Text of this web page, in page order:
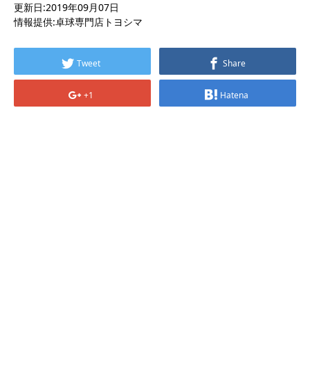
更新日:2019年09月07日
情報提供:卓球専門店トヨシマ
Tweet Share
+1 Hatena